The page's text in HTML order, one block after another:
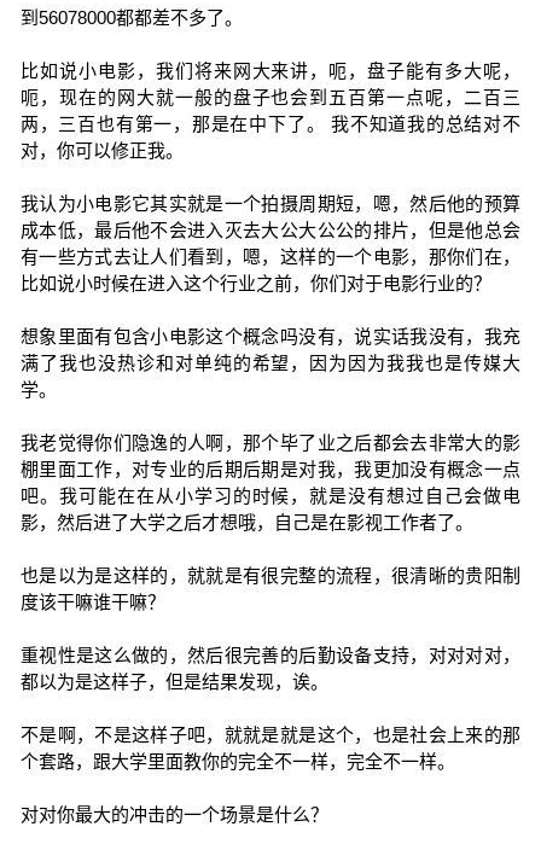
到56078000都都差不多了。
比如说小电影，我们将来网大来讲，呃，盘子能有多大呢，
呃，现在的网大就一般的盘子也会到五百第一点呢，二百三
两，三百也有第一，那是在中下了。 我不知道我的总结对不
对，你可以修正我。
我认为小电影它其实就是一个拍摄周期短，嗯，然后他的预算
成本低，最后他不会进入灭去大公大公公的排片，但是他总会
有一些方式去让人们看到，嗯，这样的一个电影，那你们在，
比如说小时候在进入这个行业之前，你们对于电影行业的？
想象里面有包含小电影这个概念吗没有，说实话我没有，我充
满了我也没热诊和对单纯的希望，因为因为我我也是传媒大
学。
我老觉得你们隐逸的人啊，那个毕了业之后都会去非常大的影
棚里面工作，对专业的后期后期是对我，我更加没有概念一点
吧。我可能在在从小学习的时候，就是没有想过自己会做电
影，然后进了大学之后才想哦，自己是在影视工作者了。
也是以为是这样的，就就是有很完整的流程，很清晰的贵阳制
度该干嘛谁干嘛？
重视性是这么做的，然后很完善的后勤设备支持，对对对对，
都以为是这样子，但是结果发现，诶。
不是啊，不是这样子吧，就就是就是这个，也是社会上来的那
个套路，跟大学里面教你的完全不一样，完全不一样。
对对你最大的冲击的一个场景是什么？